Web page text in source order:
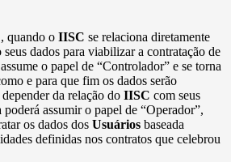
quando o IISC se relaciona diretamente
seus dados para viabilizar a contratação de
o papel de “Controlador” e se torna
e para que fim os dados serão
da relação do IISC com seus
assumir o papel de “Operador”,
os dados dos Usuários baseada
definidas nos contratos que celebrou